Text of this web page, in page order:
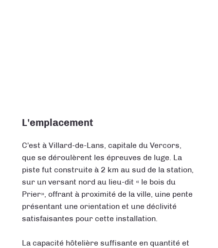
L'emplacement
C'est à Villard-de-Lans, capitale du Vercors,
que se déroulèrent les épreuves de luge. La
piste fut construite à 2 km au sud de la station,
sur un versant nord au lieu-dit « le bois du
Prier», offrant à proximité de la ville, uine pente
présentant une orientation et une déclivité
satisfaisantes pour cette installation.
La capacité hôtelière suffisante en quantité et